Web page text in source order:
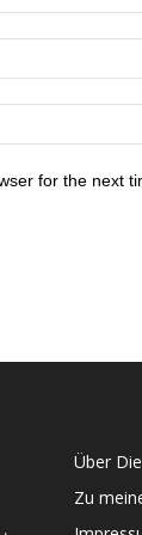
for the next
Über
Zu